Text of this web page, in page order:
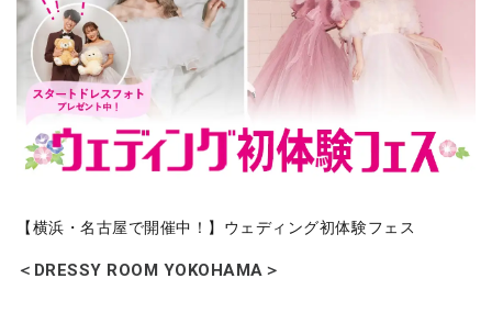
【横浜・名古屋で開催中！】ウェディング初体験フェス
＜DRESSY ROOM YOKOHAMA＞